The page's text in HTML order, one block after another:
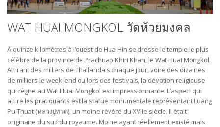
WAT HUAI MONGKOL วัดห้วยมงคล
À quinze kilomètres à l’ouest de Hua Hin se dresse le temple le plus
célèbre de la province de Prachuap Khiri Khan, le Wat Huai Mongkol.
Attirant des milliers de Thaïlandais chaque jour, voire des dizaines
de milliers le week-end ou lors des festivals, la dévotion religieuse
qui règne au Wat Huai Mongkol est impressionnante. L’aspect qui
attire les pratiquants est la statue monumentale représentant Luang
Pu Thuat (หลวงปู่ทวด), un moine révéré du XVIIe siècle. Il était
originaire du sud du royaume. Moine ayant réellement existé mais